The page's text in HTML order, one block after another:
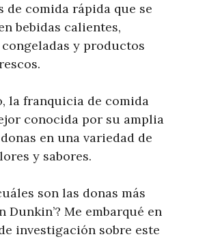
de comida rápida que se
bebidas calientes,
y productos
la franquicia de comida
conocida por su amplia
en una variedad de
y sabores.
son las donas más
Dunkin’? Me embarqué en
investigación sobre este